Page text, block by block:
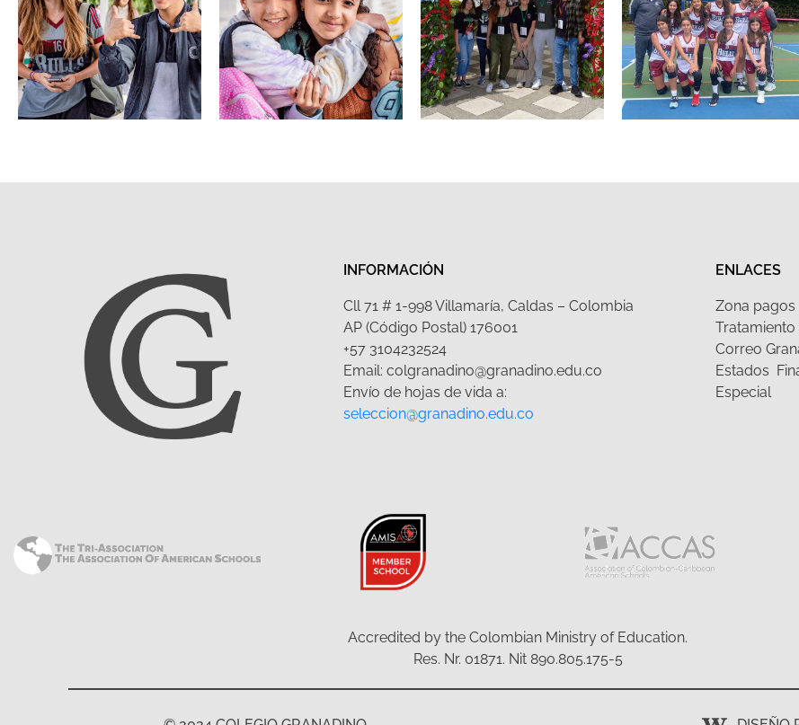
INFORMACIÓN
Cll 71 # 1-998 Villamaría, Caldas – Colombia
AP (Código Postal) 176001
+57 3104232524
Email: colgranadino@granadino.edu.co
Envío de hojas de vida a:
seleccion@granadino.edu.co
ENLACES
Zona pagos
Correo
Estados
Especial
Accredited by the Colombian Ministry of Education.
Res. Nr. 01871. Nit 890.805.175-5